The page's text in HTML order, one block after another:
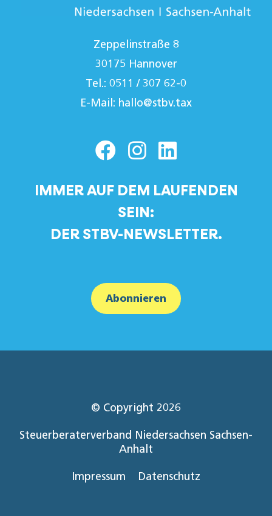
Zeppelinstraße 8
30175 Hannover
Tel.: 0511 / 307 62-0
E-Mail: hallo@stbv.tax
IMMER AUF DEM LAUFENDEN
SEIN:
DER STBV-NEWSLETTER.
Abonnieren
© Copyright 2026
Steuerberaterverband Niedersachsen Sachsen-
Anhalt
Impressum Datenschutz